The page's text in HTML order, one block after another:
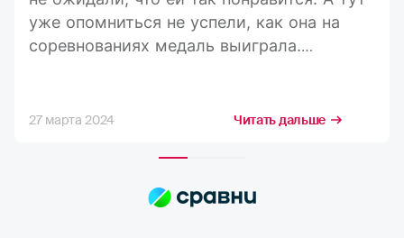
уже опомниться не успели, как она на
соревнованиях медаль выиграла.
страховка ребенка — дело обязательное.
спрыгнули неудачно, то об воду
ударились, то просто где-то
поскользнулись. Ну, мы решили, что
27 марта 2024 Читать дальше